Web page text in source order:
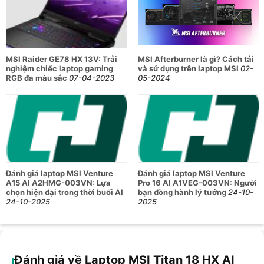
trải nghiệm hình ảnh sắc nét. Máy sở hữu bộ vi xử lý Intel®
Core™ Ultra 9 285HX và xung nhịp tối đa lên đến 2160MHz,
kết hợp card đồ họa NVIDIA GeForce RTX 5090 và GPU
24GB GDDR7 mạnh mẽ. RAM DDR5 96GB và bộ nhớ SSD lên
đến 6TB cùng màn hình 18 inch 4K Mini LED tần số quét
120Hz, mang lại sức mạnh và độ mượt mà vượt trội cho mọi
nghiệp.
Đặc điểm nổi bật:
Intel® Core™ Ultra 9 285HX, xử lý đa nhiệm mạnh mẽ,
đáp ứng mọi tác vụ nặng.
GPU NVIDIA RTX 5090 24GB, hiệu năng đồ họa đỉnh
cao, chơi game và dựng phim mượt mà.
RAM 96GB DDR5 6400MHz, chạy đa ứng dụng cùng
Màn hình 18 inch 4K Mini LED, màu sắc chính xác, hình
MSI Raider GE78 HX 13V: Trải
nghiệm chiếc laptop gaming
RGB đa màu sắc 07-04-2023
MSI Afterburner là gì? Cách tải
và sử dụng trên laptop MSI 02-
05-2024
Đánh giá laptop MSI Venture
A15 AI A2HMG-003VN: Lựa
chọn hiện đại trong thời buổi AI
24-10-2025
Đánh giá laptop MSI Venture
Pro 16 AI A1VEG-003VN: Người
bạn đồng hành lý tưởng24-10-
2025
Đánh giá về Laptop MSI Titan 18 HX AI